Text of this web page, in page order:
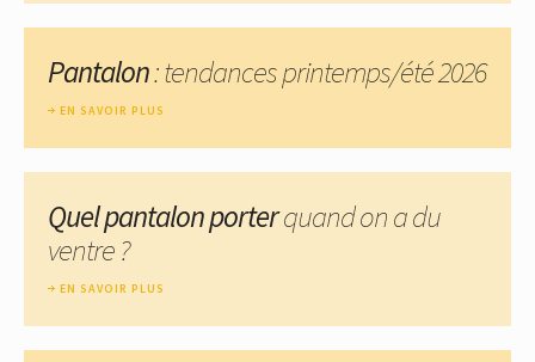
Pantalon: tendances printemps/été 2026
EN SAVOIR PLUS
Quel pantalon porterquand on a du
ventre ?
EN SAVOIR PLUS